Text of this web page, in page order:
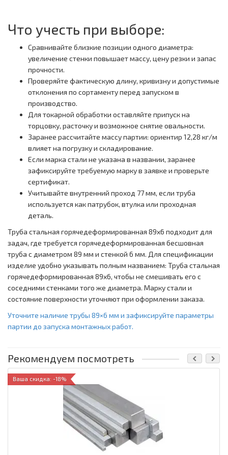
Что учесть при выборе:
Сравнивайте близкие позиции одного диаметра:
увеличение стенки повышает массу, цену резки и запас
прочности.
Проверяйте фактическую длину, кривизну и допустимые
отклонения по сортаменту перед запуском в
производство.
Для токарной обработки оставляйте припуск на
торцовку, расточку и возможное снятие овальности.
Заранее рассчитайте массу партии: ориентир 12,28 кг/м
влияет на погрузку и складирование.
Если марка стали не указана в названии, заранее
зафиксируйте требуемую марку в заявке и проверьте
сертификат.
Учитывайте внутренний проход 77 мм, если труба
используется как патрубок, втулка или проходная
деталь.
Труба стальная горячедеформированная 89x6 подходит для
задач, где требуется горячедеформированная бесшовная
труба с диаметром 89 мм и стенкой 6 мм. Для спецификации
изделие удобно указывать полным названием: Труба стальная
горячедеформированная 89x6, чтобы не смешивать его с
соседними стенками того же диаметра. Марку стали и
состояние поверхности уточняют при оформлении заказа.
Уточните наличие трубы 89×6 мм и зафиксируйте параметры
партии до запуска монтажных работ.
Рекомендуем посмотреть
Ваша скидка: -18%